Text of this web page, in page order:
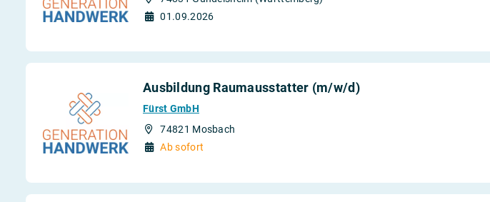
01.09.2026
Ausbildung Raumausstatter (m/w/d)
Fürst GmbH
74821 Mosbach
Ab sofort